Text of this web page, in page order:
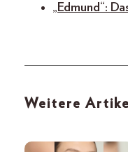
„Edmund“:
Weitere